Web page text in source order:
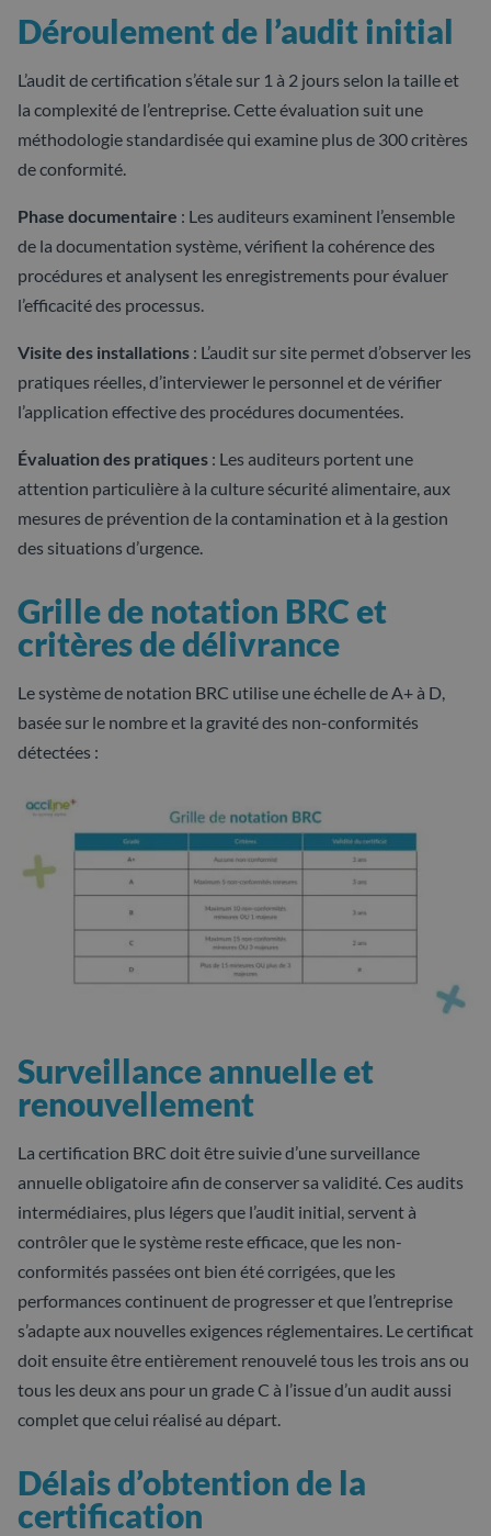
Déroulement de l’audit initial
L’audit de certification s’étale sur 1 à 2 jours selon la taille et
la complexité de l’entreprise. Cette évaluation suit une
méthodologie standardisée qui examine plus de 300 critères
de conformité.
Phase documentaire : Les auditeurs examinent l’ensemble
de la documentation système, vérifient la cohérence des
procédures et analysent les enregistrements pour évaluer
l’efficacité des processus.
Visite des installations : L’audit sur site permet d’observer les
pratiques réelles, d’interviewer le personnel et de vérifier
l’application effective des procédures documentées.
Évaluation des pratiques : Les auditeurs portent une
attention particulière à la culture sécurité alimentaire, aux
mesures de prévention de la contamination et à la gestion
des situations d’urgence.
Grille de notation BRC et
critères de délivrance
Le système de notation BRC utilise une échelle de A+ à D,
basée sur le nombre et la gravité des non-conformités
détectées :
Surveillance annuelle et
renouvellement
La certification BRC doit être suivie d’une surveillance
annuelle obligatoire afin de conserver sa validité. Ces audits
intermédiaires, plus légers que l’audit initial, servent à
contrôler que le système reste efficace, que les non-
conformités passées ont bien été corrigées, que les
performances continuent de progresser et que l’entreprise
s’adapte aux nouvelles exigences réglementaires. Le certificat
doit ensuite être entièrement renouvelé tous les trois ans ou
tous les deux ans pour un grade C à l’issue d’un audit aussi
complet que celui réalisé au départ.
Délais d’obtention de la
certification